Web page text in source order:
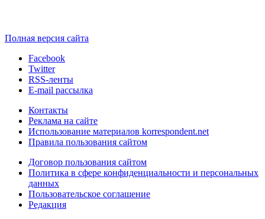
Полная версия сайта
Facebook
Twitter
RSS-ленты
E-mail рассылка
Контакты
Реклама на сайте
Использование материалов korrespondent.net
Правила пользования сайтом
Договор пользования сайтом
Политика в сфере конфиденциальности и персональных
данных
Пользовательское соглашение
Редакция